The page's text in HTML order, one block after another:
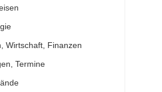
Wirtschaft, Finanzen
Termine